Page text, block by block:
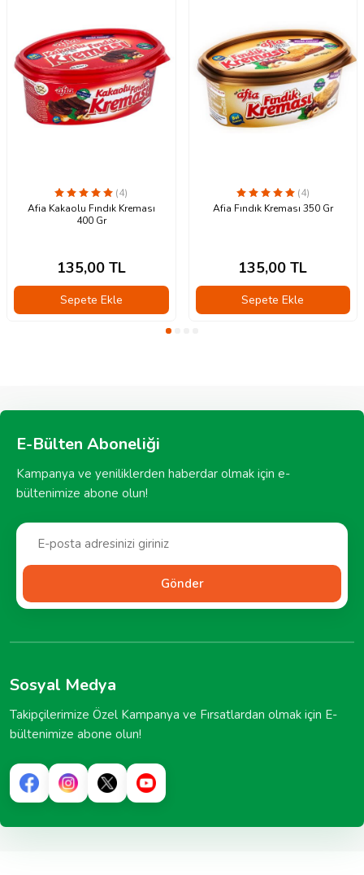
(4)
Afia Kakaolu Fındık Kreması
400 Gr
135,00TL
Sepete Ekle
(4)
Afia Fındık Kreması 350 Gr
135,00 TL
Sepete Ekle
E-Bülten Aboneliği
Kampanya ve yeniliklerden haberdar olmak için e-
bültenimize abone olun!
Gönder
Sosyal Medya
Takipçilerimize Özel Kampanya ve Fırsatlardan olmak için E-
bültenimize abone olun!